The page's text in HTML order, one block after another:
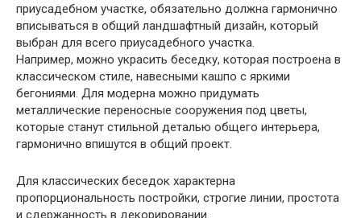
приусадебном участке, обязательно должна гармонично
вписываться в общий ландшафтный дизайн, который
выбран для всего приусадебного участка.
Например, можно украсить беседку, которая построена в
классическом стиле, навесными кашпо с яркими
бегониями. Для модерна можно придумать
металлические переносные сооружения под цветы,
которые станут стильной деталью общего интерьера,
гармонично впишутся в общий проект.
Для классических беседок характерна
пропорциональность постройки, строгие линии, простота
и сдержанность в декорировании.